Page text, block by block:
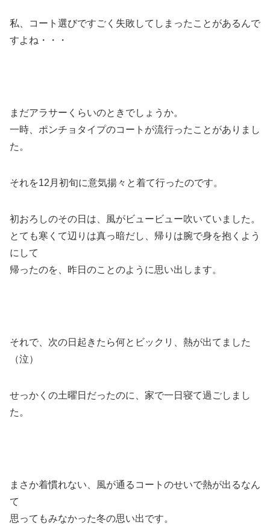
私、コート選びですごく失敗してしまったことがあるんで
すよね・・・
まだアラサーくらいのときでしょうか。
一時、ポンチョタイプのコートが流行ったことがありまし
た。
それを12月初旬に意気揚々と着て行ったのです。
初おろしのその日は、風がビュービュー吹いていました。
とても寒くて辺りは真っ暗だし、帰りは腕で身を抱くよう
にして
帰ったのを、昨日のことのように思い出します。
それで、次の日起きたら何とビックリ、熱が出てました
（泣）
せっかくの土曜日だったのに、家で一日寝て過ごしまし
た。
まさか着慣れない、風が通るコートのせいで熱が出るなん
て
思ってもみなかった冬の思い出です。